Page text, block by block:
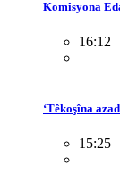
Komîsyona
16:12
‘Têkoşîna
15:25